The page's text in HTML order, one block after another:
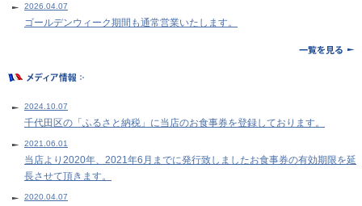
2026.04.07
ゴールデンウィーク期間も通常営業いたします。
2024.10.07
千代田区の「ふるさと納税」に当店のお食事券を登録しております。
2021.06.01
当店より2020年、2021年6月までに発行致しましたお食事券の有効期限を延
長させて頂きます。
2020.04.07